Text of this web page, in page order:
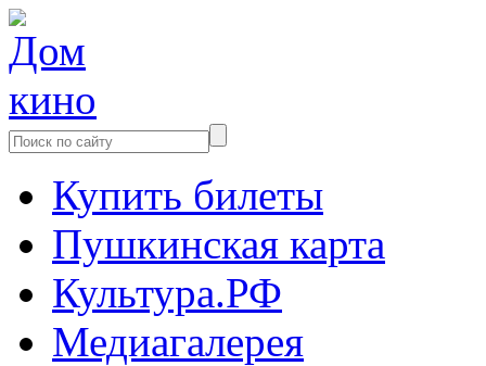
Купить билеты
Пушкинская карта
Культура.РФ
Медиагалерея